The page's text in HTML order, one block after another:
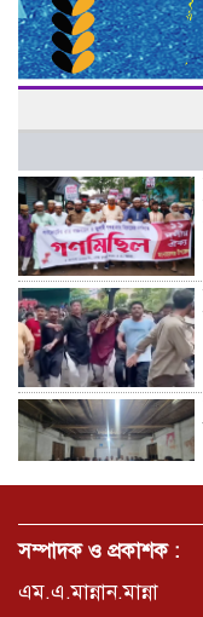
সম্পাদক ও প্রকাশক :
এম.এ.মান্নান.মান্না